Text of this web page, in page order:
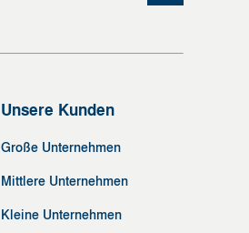
Unsere Kunden
Große Unternehmen
Mittlere Unternehmen
Kleine Unternehmen